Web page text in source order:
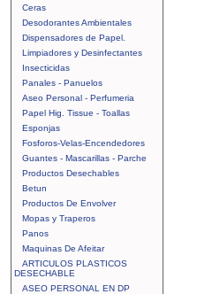
Ceras
Desodorantes Ambientales
Dispensadores de Papel.
Limpiadores y Desinfectantes
Insecticidas
Panales - Panuelos
Aseo Personal - Perfumeria
Papel Hig. Tissue - Toallas
Esponjas
Fosforos-Velas-Encendedores
Guantes - Mascarillas - Parche
Productos Desechables
Betun
Productos De Envolver
Mopas y Traperos
Panos
Maquinas De Afeitar
ARTICULOS PLASTICOS
DESECHABLE
ASEO PERSONAL EN DP